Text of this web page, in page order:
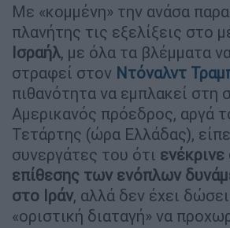
Με «κομμένη» την ανάσα
πλανήτης τις εξελίξεις στο
Ισραήλ, με όλα τα βλέμματα
στραφεί στον Ντόναλντ
πιθανότητα να εμπλακεί στη
Αμερικανός πρόεδρος, αργά
Τετάρτης (ώρα Ελλάδας),
συνεργάτες του ότι ενέκρινε
επίθεσης των ενόπλων
στο Ιράν, αλλά δεν έχει
«οριστική διαταγή» να